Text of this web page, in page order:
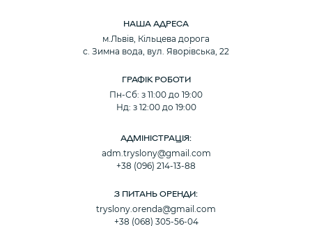
НАША АДРЕСА
м.Львів, Кільцева дорога
с. Зимна вода, вул. Яворівська, 22
ГРАФІК РОБОТИ
Пн-Сб: з 11:00 до 19:00
Нд: з 12:00 до 19:00
АДМІНІСТРАЦІЯ:
adm.tryslony@gmail.com
+38 (096) 214-13-88
З ПИТАНЬ ОРЕНДИ:
tryslony.orenda@gmail.com
+38 (068) 305-56-04